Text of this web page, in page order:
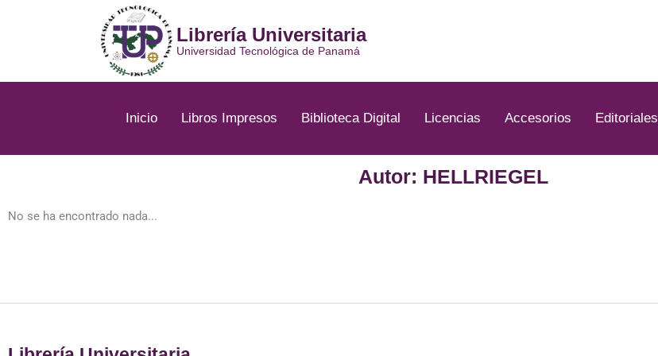
Librería Universitaria
Universidad Tecnológica de Panamá
Inicio Libros Impresos Biblioteca Digital Licencias Accesorios Editoriales
Autor: HELLRIEGEL
No se ha encontrado nada...